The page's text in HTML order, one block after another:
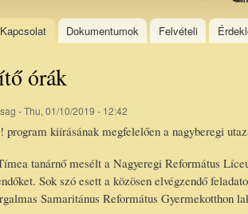
Kapcsolat Dokumentumok Felvételi
órák
- Thu, 01/10/2019 - 12:42
kiírásának megfelelően a nagyberegi
tanárnő mesélt a Nagyeregi Református
Sok szó esett a közösen elvégzendő
Samaritánus Református Gyermekotthon